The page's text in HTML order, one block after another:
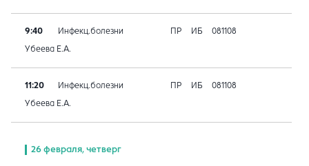
9:40 Инфекц.болезни ПР ИБ 081108
Убеева Е.А.
11:20 Инфекц.болезни ПР ИБ 081108
Убеева Е.А.
26 февраля, четверг